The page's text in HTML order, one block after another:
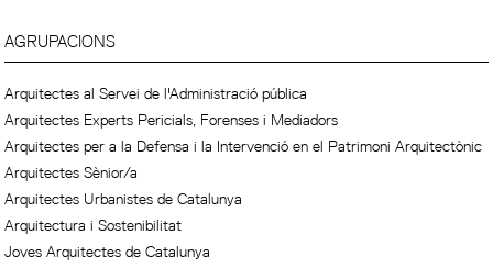
AGRUPACIONS
Arquitectes al Servei de l'Administració pública
Arquitectes Experts Pericials, Forenses i Mediadors
Arquitectes per a la Defensa i la Intervenció en el Patrimoni Arquitectònic
Arquitectes Sènior/a
Arquitectes Urbanistes de Catalunya
Arquitectura i Sostenibilitat
Joves Arquitectes de Catalunya